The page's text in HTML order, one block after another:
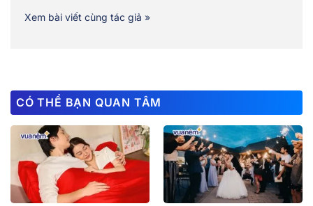
Xem bài viết cùng tác giả »
CÓ THỂ BẠN QUAN TÂM